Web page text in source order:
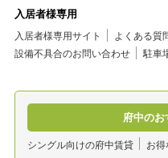
入居者様専用
入居者様専用サイト よくある質
設備不具合のお問い合わせ
駐車
府中のお
シングル向けの府中賃貸
お